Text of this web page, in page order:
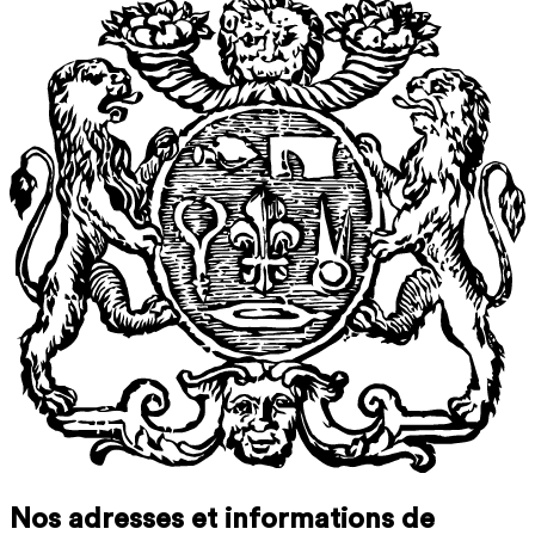
Nos adresses et informations de